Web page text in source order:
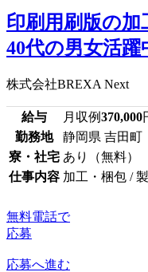
印刷用刷版の加
40代の男女活
株式会社BREXA Next
給与 月収例370,000
勤務地
静岡県 吉田町
寮・社宅 あり（無料）
仕事内容 加工・梱包 /
無料電話で
応募
応募へ進む